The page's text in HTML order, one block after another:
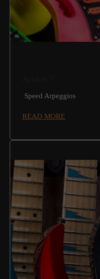
Speed Arpeggios
READ MORE